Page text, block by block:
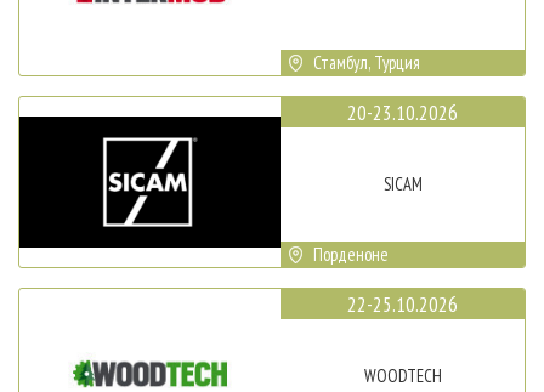
Стамбул, Турция
20-23.10.2026
SICAM
Порденоне
22-25.10.2026
WOODTECH